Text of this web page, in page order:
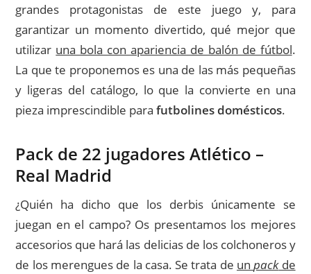
grandes protagonistas de este juego y, para
garantizar un momento divertido, qué mejor que
utilizar una bola con apariencia de balón de fútbol.
La que te proponemos es una de las más pequeñas
y ligeras del catálogo, lo que la convierte en una
pieza imprescindible parafutbolines domésticos.
Pack de 22 jugadores Atlético –
Real Madrid
¿Quién ha dicho que los derbis únicamente se
juegan en el campo? Os presentamos los mejores
accesorios que hará las delicias de los colchoneros y
de los merengues de la casa. Se trata de unpackde